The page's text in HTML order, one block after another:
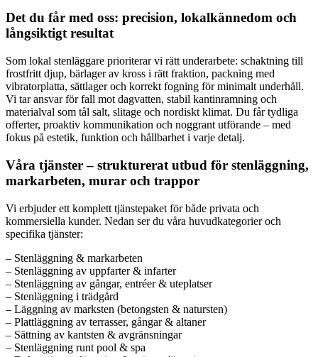
Det du får med oss: precision, lokalkännedom och
långsiktigt resultat
Som lokal stenläggare prioriterar vi rätt underarbete: schaktning till
frostfritt djup, bärlager av kross i rätt fraktion, packning med
vibratorplatta, sättlager och korrekt fogning för minimalt underhåll.
Vi tar ansvar för fall mot dagvatten, stabil kantinramning och
materialval som tål salt, slitage och nordiskt klimat. Du får tydliga
offerter, proaktiv kommunikation och noggrant utförande – med
fokus på estetik, funktion och hållbarhet i varje detalj.
Våra tjänster – strukturerat utbud för stenläggning,
markarbeten, murar och trappor
Vi erbjuder ett komplett tjänstepaket för både privata och
kommersiella kunder. Nedan ser du våra huvudkategorier och
specifika tjänster:
– Stenläggning & markarbeten
– Stenläggning av uppfarter & infarter
– Stenläggning av gångar, entréer & uteplatser
– Stenläggning i trädgård
– Läggning av marksten (betongsten & natursten)
– Plattläggning av terrasser, gångar & altaner
– Sättning av kantsten & avgränsningar
– Stenläggning runt pool & spa